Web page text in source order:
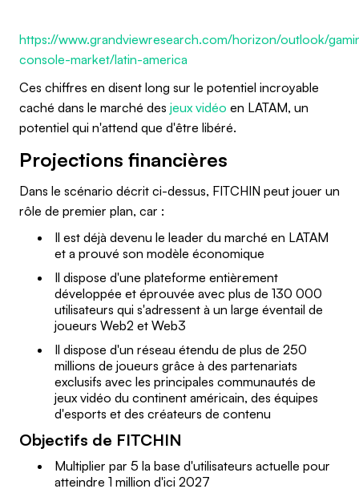
https://www.grandviewresearch.com/horizon/outlook/
console-market/latin-america
Ces chiffres en disent long sur le potentiel incroyable
caché dans le marché des jeux vidéo en LATAM, un
potentiel qui n'attend que d'être libéré.
Projections financières
Dans le scénario décrit ci-dessus, FITCHIN peut jouer un
rôle de premier plan, car :
⁠Il est déjà devenu le leader du marché en LATAM
et a prouvé son modèle économique
⁠⁠Il dispose d'une plateforme entièrement
développée et éprouvée avec plus de 130 000
utilisateurs qui s'adressent à un large éventail de
joueurs Web2 et Web3
Il dispose d'un réseau étendu de plus de 250
millions de joueurs grâce à des partenariats
exclusifs avec les principales communautés de
jeux vidéo du continent américain, des équipes
d'esports et des créateurs de contenu
Objectifs de FITCHIN
⁠Multiplier par 5 la base d'utilisateurs actuelle pour
atteindre 1 million d'ici 2027